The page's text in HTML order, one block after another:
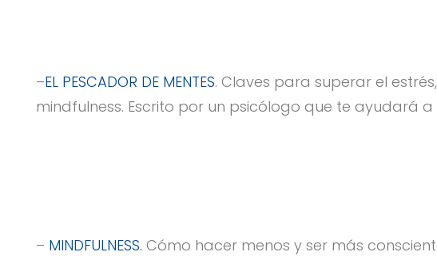
–EL PESCADOR DE MENTES. Claves para superar el
mindfulness. Escrito por un psicólogo que te ayudará
– MINDFULNESS. Cómo hacer menos y ser más